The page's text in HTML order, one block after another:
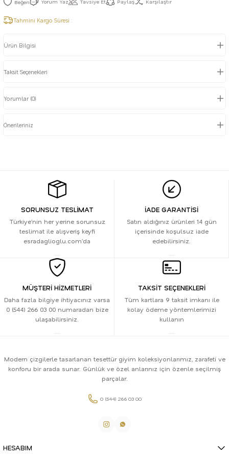
Yorum Yaz Tavsiye Et Paylaş Karşılaştır
Tahmini Kargo Süresi :
Ürün Bilgisi
Taksit Seçenekleri
Yorumlar (0)
Önerileriniz
SORUNSUZ TESLİMAT
Türkiye’nin her yerine sorunsuz
teslimat ile alışveriş keyfi
esradaglioglu.com’da
İADE GARANTİSİ
Satın aldığınız ürünleri 14 gün
içerisinde koşulsuz iade
edebilirsiniz.
MÜŞTERİ HİZMETLERİ
Daha fazla bilgiye ihtiyacınız varsa
0 (544) 266 03 00 numaradan bize
ulaşabilirsiniz.
TAKSİT SEÇENEKLERİ
Tüm kartlara 9 taksit imkanı ile
kolay ödeme yöntemlerimizi
kullanın
Modern çizgilerle tasarlanan tesettür giyim koleksiyonlarımız, zarafeti ve
konforu bir arada sunar. Günlük ve özel anlarınız için özenle seçilmiş
parçalar.
0 (544) 266 03 00
HESABIM